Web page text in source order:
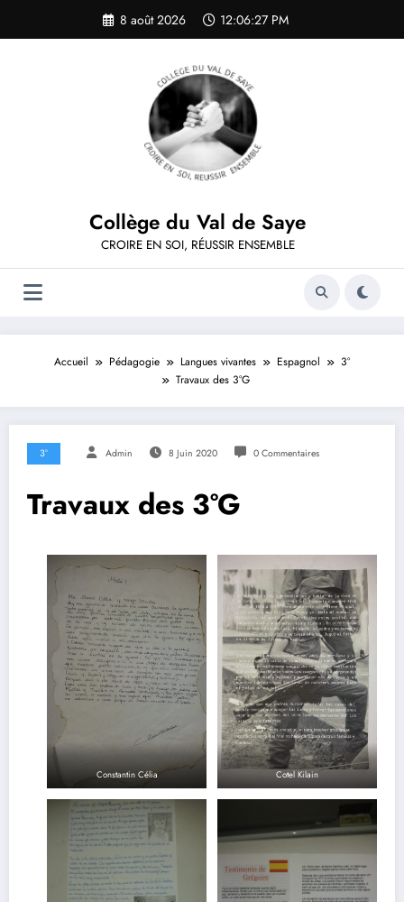
contenu
8 août 2026 12:06:28 PM
Collège du Val de Saye
CROIRE EN SOI, RÉUSSIR ENSEMBLE
Accueil Pédagogie Langues vivantes Espagnol
3°
Travaux des 3°G
3° Admin 8 Juin 2020 0 Commentaires
Travaux des 3°G
Constantin Célia Cotel Kilain